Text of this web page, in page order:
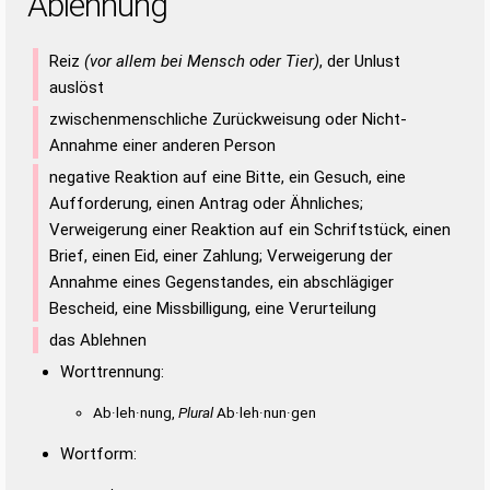
Reiz (vor allem bei Mensch oder Tier), der Unlust
auslöst
zwischenmenschliche Zurückweisung oder Nicht-
Annahme einer anderen Person
negative Reaktion auf eine Bitte, ein Gesuch, eine
Aufforderung, einen Antrag oder Ähnliches;
Verweigerung einer Reaktion auf ein Schriftstück, einen
Brief, einen Eid, einer Zahlung; Verweigerung der
Annahme eines Gegenstandes, ein abschlägiger
Bescheid, eine Missbilligung, eine Verurteilung
das Ablehnen
Worttrennung:
Ab·leh·nung, PluralAb·leh·nun·gen
Wortform: